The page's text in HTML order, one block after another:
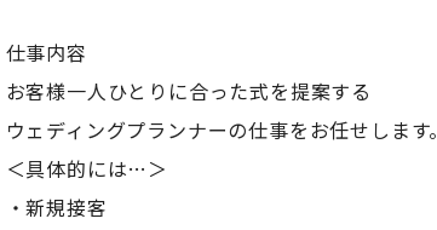
仕事内容
お客様一人ひとりに合った式を提案する
ウェディングプランナーの仕事をお任せします。
＜具体的には…＞
・新規接客